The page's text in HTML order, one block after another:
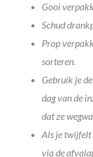
Gooi
Schud
Prop
sorteren.
Gebruik je
dag van de
dat ze
Als je twijfelt
via de